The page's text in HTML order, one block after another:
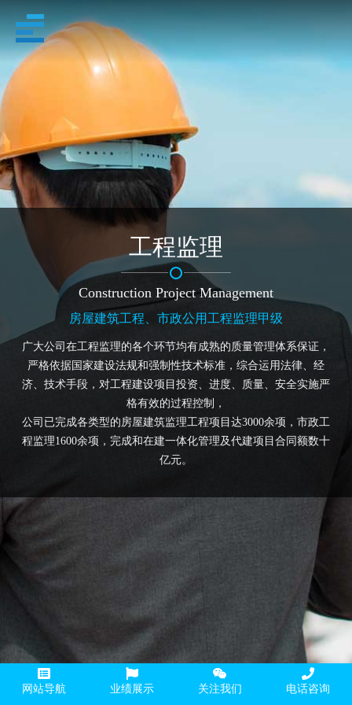
工程监理
Construction Project Management
房屋建筑工程、市政公用工程监理甲级
广大公司在工程监理的各个环节均有成熟的质量管理体系保证，
严格依据国家建设法规和强制性技术标准，综合运用法律、经
济、技术手段，对工程建设项目投资、进度、质量、安全实施严
格有效的过程控制，
公司已完成各类型的房屋建筑监理工程项目达3000余项，市政工
程监理1600余项，完成和在建一体化管理及代建项目合同额数十
亿元。
网站导航 业绩展示 关注我们 电话咨询